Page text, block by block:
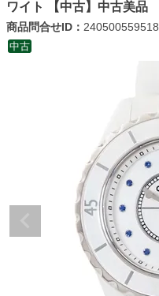
ワイト 【中古】中古美品
商品問合せID： 240500559518
中古